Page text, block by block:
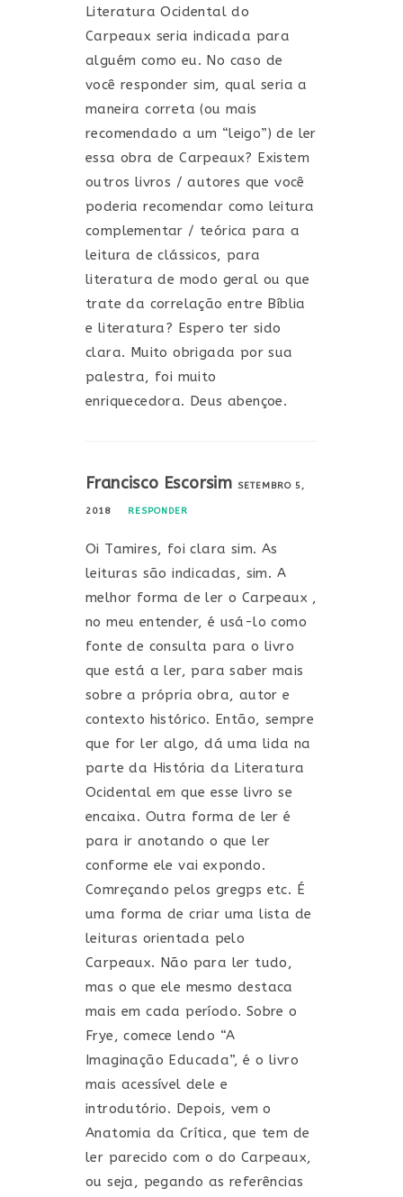
Literatura Ocidental do
Carpeaux seria indicada para
alguém como eu. No caso de
você responder sim, qual seria a
maneira correta (ou mais
recomendado a um “leigo”) de ler
essa obra de Carpeaux? Existem
outros livros / autores que você
poderia recomendar como leitura
complementar / teórica para a
leitura de clássicos, para
literatura de modo geral ou que
trate da correlação entre Bíblia
e literatura? Espero ter sido
clara. Muito obrigada por sua
palestra, foi muito
enriquecedora. Deus abençoe.
Francisco Escorsim SETEMBRO 5,
2018 RESPONDER
Oi Tamires, foi clara sim. As
leituras são indicadas, sim. A
melhor forma de ler o Carpeaux ,
no meu entender, é usá-lo como
fonte de consulta para o livro
que está a ler, para saber mais
sobre a própria obra, autor e
contexto histórico. Então, sempre
que for ler algo, dá uma lida na
parte da História da Literatura
Ocidental em que esse livro se
encaixa. Outra forma de ler é
para ir anotando o que ler
conforme ele vai expondo.
Comreçando pelos gregps etc. É
uma forma de criar uma lista de
leituras orientada pelo
Carpeaux. Não para ler tudo,
mas o que ele mesmo destaca
mais em cada período. Sobre o
Frye, comece lendo “A
Imaginação Educada”, é o livro
mais acessível dele e
introdutório. Depois, vem o
Anatomia da Crítica, que tem de
ler parecido com o do Carpeaux,
ou seja, pegando as referências